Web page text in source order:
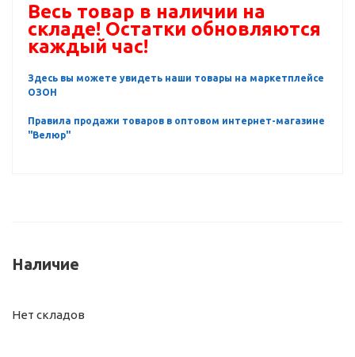
Весь товар в наличии на
складе! Остатки обновляются
каждый час!
Здесь вы можете увидеть наши товары на маркетплейсе
ОЗОН
Правила продажи товаров в оптовом интернет-магазине
"Велюр"
Наличие
Нет складов